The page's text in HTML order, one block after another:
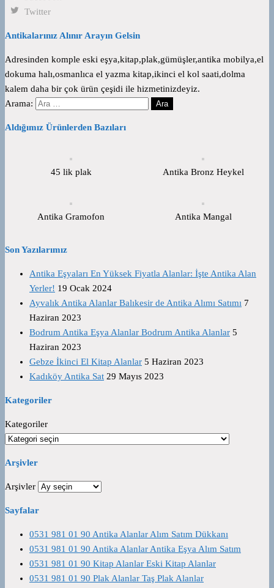
Twitter
Antikalarınız Alınır Arayın Gelsin
Adresinden komple eski eşya,kitap,plak,gümüşler,antika mobilya,el
dokuma halı,osmanlıca el yazma kitap,ikinci el kol saati,dolma
kalem daha bir çok ürün çeşidi ile hizmetinizdeyiz.
Arama:
Aldığımız Ürünlerden Bazıları
45 lik plak Antika Bronz Heykel
Antika Gramofon Antika Mangal
Son Yazılarımız
Antika Eşyaları En Yüksek Fiyatla Alanlar: İşte Antika Alan
Yerler! 19 Ocak 2024
Ayvalık Antika Alanlar Balıkesir de Antika Alımı Satımı 7
Haziran 2023
Bodrum Antika Eşya Alanlar Bodrum Antika Alanlar 5
Haziran 2023
Gebze İkinci El Kitap Alanlar 5 Haziran 2023
Kadıköy Antika Sat 29 Mayıs 2023
Kategoriler
Kategoriler
Arşivler
Arşivler
Sayfalar
0531 981 01 90 Antika Alanlar Alım Satım Dükkanı
0531 981 01 90 Antika Alanlar Antika Eşya Alım Satım
0531 981 01 90 Kitap Alanlar Eski Kitap Alanlar
0531 981 01 90 Plak Alanlar Taş Plak Alanlar